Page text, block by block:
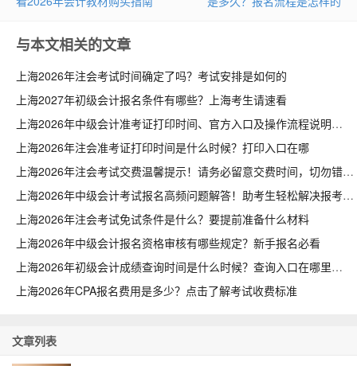
与本文相关的文章
上海2026年注会考试时间确定了吗？考试安排是如何的
上海2027年初级会计报名条件有哪些？上海考生请速看
上海2026年中级会计准考证打印时间、官方入口及操作流程说明
上海2026年注会准考证打印时间是什么时候？打印入口在哪
上海2026年注会考试交费温馨提示！请务必留意交费时间，切勿错过
上海2026年中级会计考试报名高频问题解答！助考生轻松解决报考困惑
上海2026年注会考试免试条件是什么？要提前准备什么材料
上海2026年中级会计报名资格审核有哪些规定？新手报名必看
上海2026年初级会计成绩查询时间是什么时候？查询入口在哪里
上海2026年CPA报名费用是多少？点击了解考试收费标准
文章列表